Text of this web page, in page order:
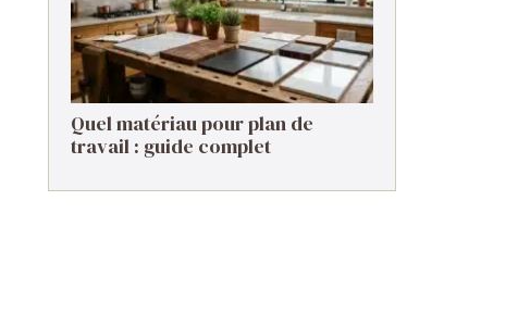
Quel matériau pour plan de
travail : guide complet